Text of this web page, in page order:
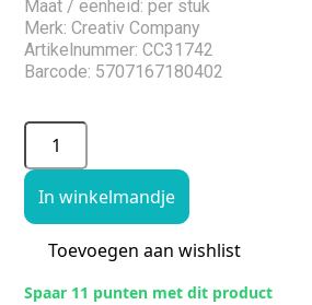
Maat / eenheid: per stuk
Merk: Creativ Company
Artikelnummer: CC31742
Barcode: 5707167180402
In winkelmandje
Toevoegen aan wishlist
Spaar 11 punten met dit product